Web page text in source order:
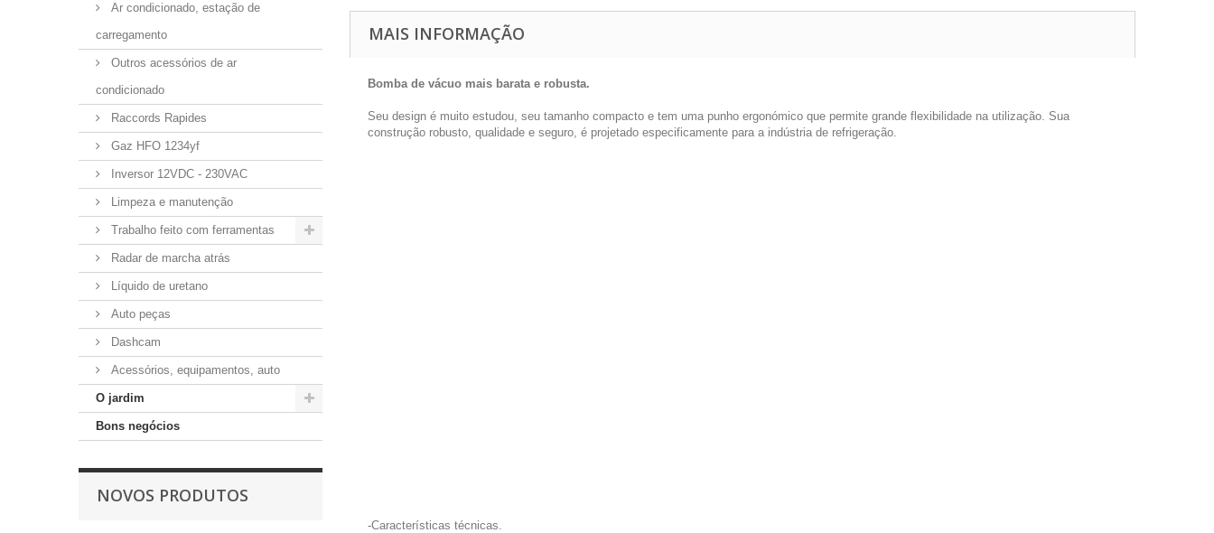
Ar condicionado, estação de
carregamento
Outros acessórios de ar
condicionado
Raccords Rapides
Gaz HFO 1234yf
Inversor 12VDC - 230VAC
Limpeza e manutenção
Trabalho feito com ferramentas
Radar de marcha atrás
Líquido de uretano
Auto peças
Dashcam
Acessórios, equipamentos, auto
O jardim
Bons negócios
NOVOS PRODUTOS
MAIS INFORMAÇÃO
Bomba de vácuo mais barata e robusta.
Seu design é muito estudou, seu tamanho compacto e tem uma punho ergonómico que permite grande flexibilidade na utilização. Sua
construção robusto, qualidade e seguro, é projetado especificamente para a indústria de refrigeração.
-Características técnicas.